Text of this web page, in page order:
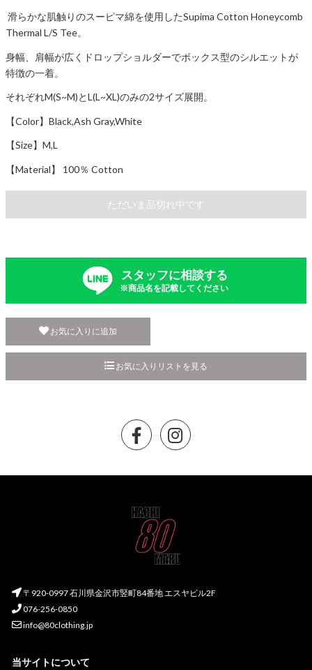
滑らかな肌触りのスーピマ綿を使用したSupima Cotton Honeycomb
Thermal L/S Tee。
身幅、肩幅が広くドロップショルダーでボックス型のシルエットが
特徴の一着。
それぞれM(S~M)とL(L~XL)のみの2サイズ展開。
【Color】Black,Ash Gray,White
【Size】M,L
【Material】 100％ Cotton
ただいま品切れ中です
スタッフに相談する
※商品名を記載してください
お気に入りに追加
お気に入りリストを見る
〒920-0997 石川県金沢市竪町84番地 エスヤビル2F
076-256-0850
info@80clothing.jp
当サイトについて